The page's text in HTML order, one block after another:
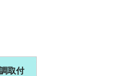
取付